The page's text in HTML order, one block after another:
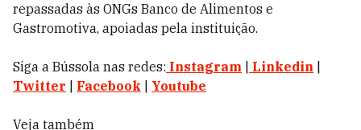
repassadas às ONGs Banco de Alimentos e
Gastromotiva, apoiadas pela instituição.
Siga a Bússola nas redes: Instagram Linkedin
Twitter
Facebook Youtube
Veja também